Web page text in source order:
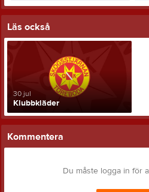
Läs också
30 jul
Klubbkläder
Kommentera
Du måste logga in för